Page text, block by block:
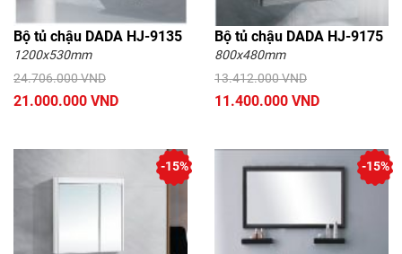
Bộ tủ chậu DADA HJ-9135
1200x530mm
24.706.000 VND
21.000.000 VND
Bộ tủ chậu DADA HJ-9175
800x480mm
13.412.000 VND
11.400.000 VND
-15% -15%